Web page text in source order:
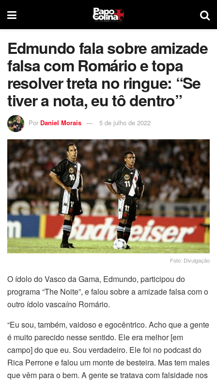
Edmundo fala sobre amizade
falsa com Romário e topa
resolver treta no ringue: “Se
tiver a nota, eu tô dentro”
Por Daniel Morais 5 de julho de 2022
Foto: Divulgação
O ídolo do Vasco da Gama, Edmundo, participou do
programa “The Noite”, e falou sobre a amizade falsa com o
outro ídolo vascaíno Romário.
“Eu sou, também, vaidoso e egocêntrico. Acho que a gente
é muito parecido nesse sentido. Ele era melhor [em
campo] do que eu. Sou verdadeiro. Ele foi no podcast do
Rica Perrone e falou um monte de besteira. Mas tem males
que vêm para o bem. A gente se tratava com falsidade nos